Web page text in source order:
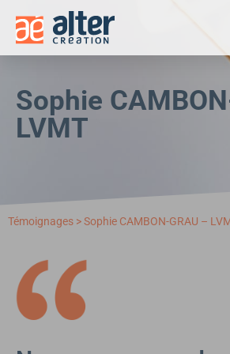
Sophie
LVMT
Témoignages >Sophie CAMBON-GRAU –
Panneau de gestion des cookies